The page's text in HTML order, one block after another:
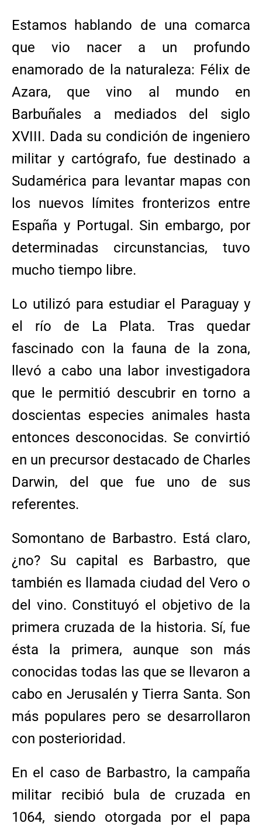
Estamos hablando de una comarca
que vio nacer a un profundo
enamorado de la naturaleza: Félix de
Azara, que vino al mundo en
Barbuñales a mediados del siglo
XVIII. Dada su condición de ingeniero
militar y cartógrafo, fue destinado a
Sudamérica para levantar mapas con
los nuevos límites fronterizos entre
España y Portugal. Sin embargo, por
determinadas circunstancias, tuvo
mucho tiempo libre.
Lo utilizó para estudiar el Paraguay y
el río de La Plata. Tras quedar
fascinado con la fauna de la zona,
llevó a cabo una labor investigadora
que le permitió descubrir en torno a
doscientas especies animales hasta
entonces desconocidas. Se convirtió
en un precursor destacado de Charles
Darwin, del que fue uno de sus
referentes.
Somontano de Barbastro. Está claro,
¿no? Su capital es Barbastro, que
también es llamada ciudad del Vero o
del vino. Constituyó el objetivo de la
primera cruzada de la historia. Sí, fue
ésta la primera, aunque son más
conocidas todas las que se llevaron a
cabo en Jerusalén y Tierra Santa. Son
más populares pero se desarrollaron
con posterioridad.
En el caso de Barbastro, la campaña
militar recibió bula de cruzada en
1064, siendo otorgada por el papa